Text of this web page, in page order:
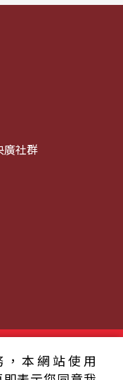
廣社群
版權所有
本網站使用